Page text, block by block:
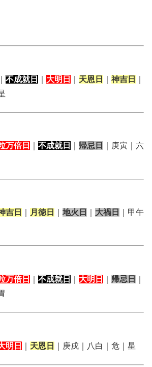
不成就日 大明日 天恩日 神吉日
万倍日 不成就日 帰忌日
｜庚寅｜六
吉日 月徳日 地火日 大禍日
｜甲午
万倍日 不成就日 大明日 帰忌日
明日 天恩日 ｜庚戌｜八白｜危｜星